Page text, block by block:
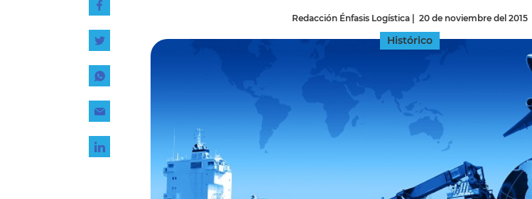
Logística y distribución
Transporte INGRESAR
SUSCRÍBASE
Redacción Énfasis Logística 20 de noviembre del 2015
Histórico